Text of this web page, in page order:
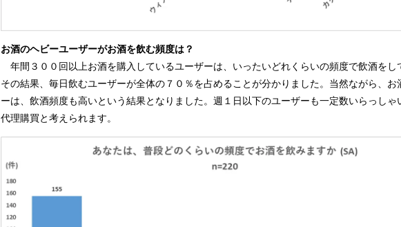
お酒のヘビーユーザーがお酒を飲む頻度は？
年間３００回以上お酒を購入しているユーザーは、いったいどれくらいの頻度で飲酒をし
その結果、毎日飲むユーザーが全体の７０％を占めることが分かりました。当然ながら、お
ーは、飲酒頻度も高いという結果となりました。週１日以下のユーザーも一定数いらっしゃ
代理購買と考えられます。